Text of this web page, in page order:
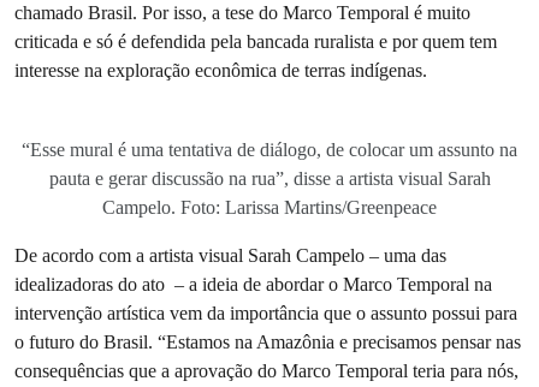
chamado Brasil. Por isso, a tese do Marco Temporal é muito
criticada e só é defendida pela bancada ruralista e por quem tem
interesse na exploração econômica de terras indígenas.
“Esse mural é uma tentativa de diálogo, de colocar um assunto na
pauta e gerar discussão na rua”, disse a artista visual Sarah
Campelo. Foto: Larissa Martins/Greenpeace
De acordo com a artista visual Sarah Campelo – uma das
idealizadoras do ato – a ideia de abordar o Marco Temporal na
intervenção artística vem da importância que o assunto possui para
o futuro do Brasil. “Estamos na Amazônia e precisamos pensar nas
consequências que a aprovação do Marco Temporal teria para nós,